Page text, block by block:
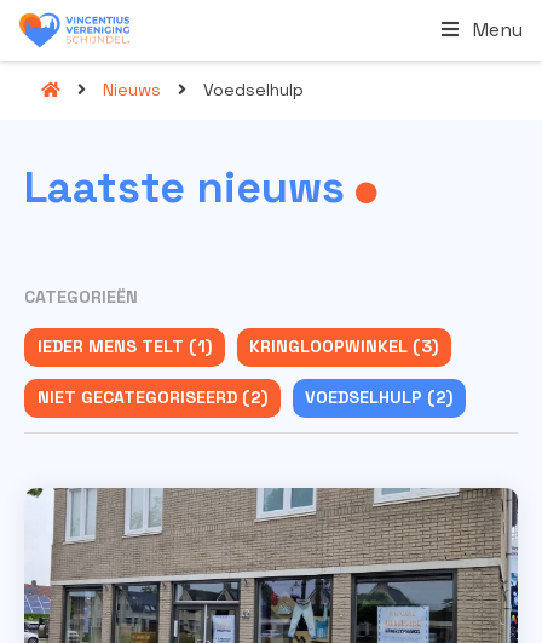
Menu
Nieuws Voedselhulp
Laatste nieuws
CATEGORIEËN
IEDER MENS TELT (1) KRINGLOOPWINKEL (3)
NIET GECATEGORISEERD (2) VOEDSELHULP (2)